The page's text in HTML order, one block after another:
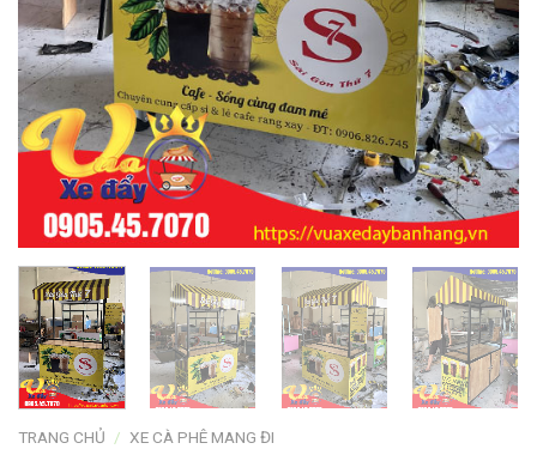
TRANG CHỦ / XE CÀ PHÊ MANG ĐI